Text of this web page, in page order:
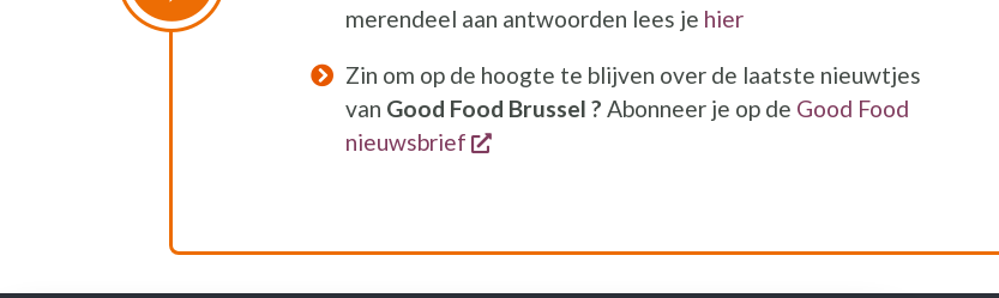
merendeel aan antwoorden lees je hier
Zin om op de hoogte te blijven over de laatste nieuwtjes
van Good Food Brussel ? Abonneer je op de Good Food
nieuwsbrief
opent een nieuw venster